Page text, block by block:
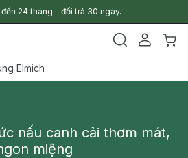
24 tháng - đổi trả 30 ngày.
Elmich
nấu canh cải thơm mát,
miệng